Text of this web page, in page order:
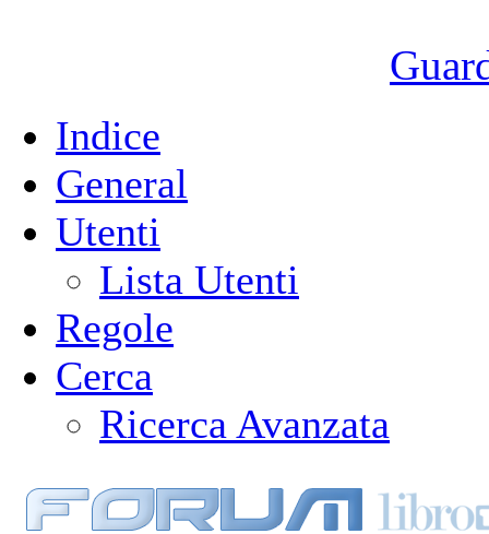
Indice
General
Utenti
Lista Utenti
Regole
Cerca
Ricerca Avanzata